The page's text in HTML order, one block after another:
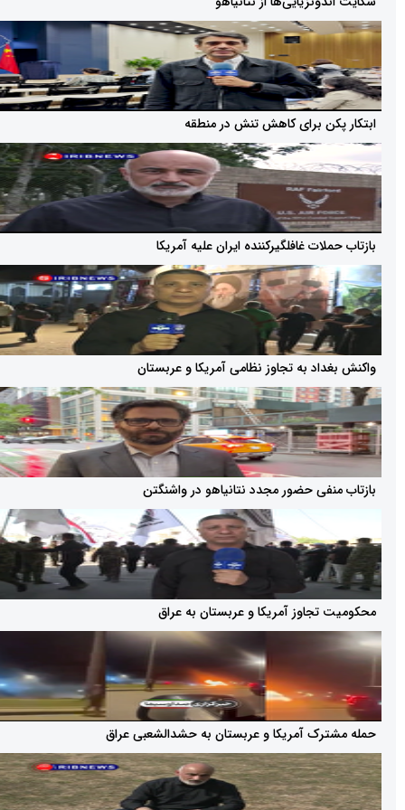
برای کاهش تنش در منطقه
غافلگیرکننده ایران علیه آمریکا
به تجاوز نظامی آمریکا و عربستان
حضور مجدد نتانیاهو در واشنگتن
آمریکا و عربستان به عراق
آمریکا و عربستان به حشدالشعبی عراق